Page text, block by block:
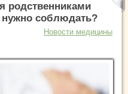
родственниками
нужно соблюдать?
Новости медицины